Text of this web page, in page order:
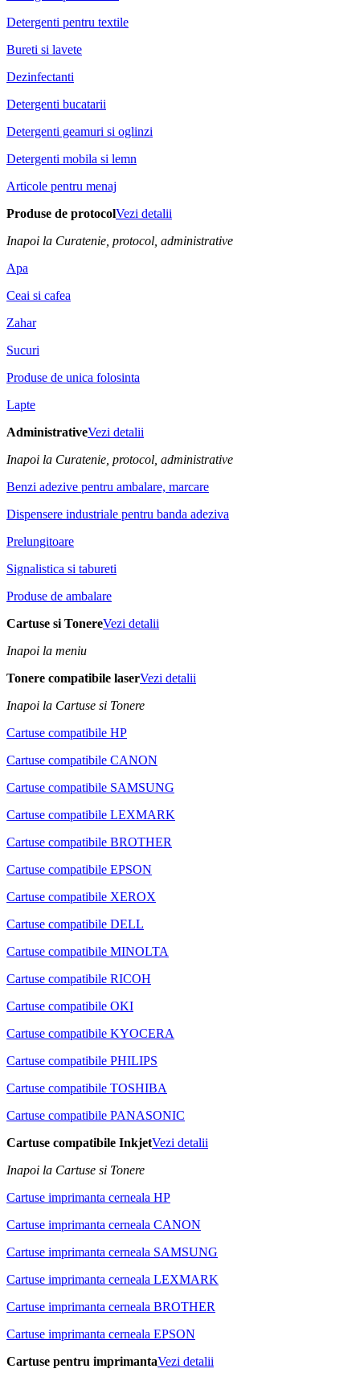
Detergenti pentru textile
Bureti si lavete
Dezinfectanti
Detergenti bucatarii
Detergenti geamuri si oglinzi
Detergenti mobila si lemn
Articole pentru menaj
Produse de protocolVezi detalii
Inapoi la Curatenie, protocol, administrative
Apa
Ceai si cafea
Zahar
Sucuri
Produse de unica folosinta
Lapte
AdministrativeVezi detalii
Inapoi la Curatenie, protocol, administrative
Benzi adezive pentru ambalare, marcare
Dispensere industriale pentru banda adeziva
Prelungitoare
Signalistica si tabureti
Produse de ambalare
Cartuse si TonereVezi detalii
Inapoi la meniu
Tonere compatibile laserVezi detalii
Inapoi la Cartuse si Tonere
Cartuse compatibile HP
Cartuse compatibile CANON
Cartuse compatibile SAMSUNG
Cartuse compatibile LEXMARK
Cartuse compatibile BROTHER
Cartuse compatibile EPSON
Cartuse compatibile XEROX
Cartuse compatibile DELL
Cartuse compatibile MINOLTA
Cartuse compatibile RICOH
Cartuse compatibile OKI
Cartuse compatibile KYOCERA
Cartuse compatibile PHILIPS
Cartuse compatibile TOSHIBA
Cartuse compatibile PANASONIC
Cartuse compatibile InkjetVezi detalii
Inapoi la Cartuse si Tonere
Cartuse imprimanta cerneala HP
Cartuse imprimanta cerneala CANON
Cartuse imprimanta cerneala SAMSUNG
Cartuse imprimanta cerneala LEXMARK
Cartuse imprimanta cerneala BROTHER
Cartuse imprimanta cerneala EPSON
Cartuse pentru imprimantaVezi detalii